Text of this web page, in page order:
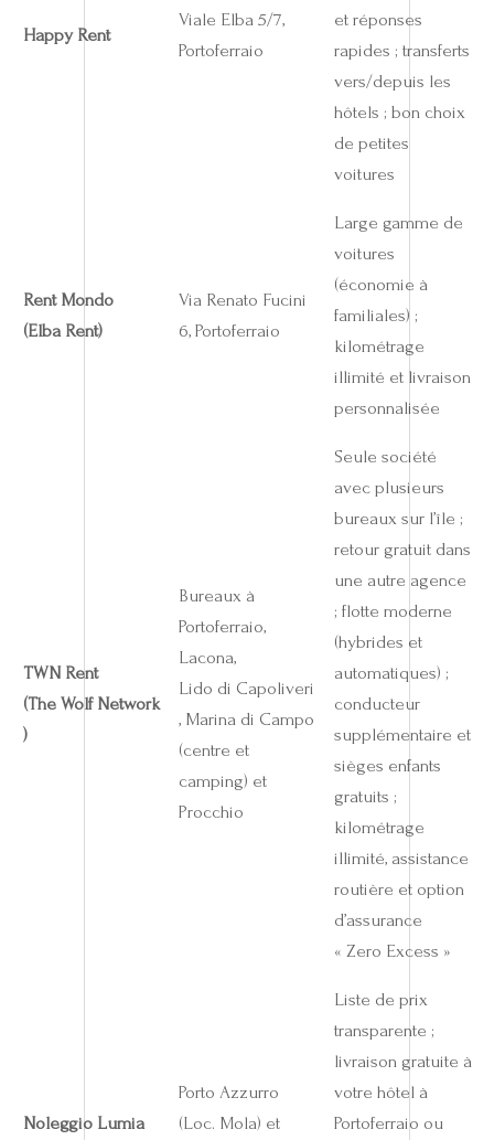
Happy Rent
Viale Elba 5/7,
Portoferraio
et réponses
rapides ; transferts
vers/depuis les
hôtels ; bon choix
de petites
voitures
Rent Mondo
(Elba Rent)
Via Renato Fucini
6, Portoferraio
Large gamme de
voitures
(économie à
familiales) ;
kilométrage
illimité et livraison
personnalisée
TWN Rent
(The Wolf Network
)
Bureaux à
Portoferraio,
Lacona,
Lido di Capoliveri
, Marina di Campo
(centre et
camping) et
Procchio
Seule société
avec plusieurs
bureaux sur l’île ;
retour gratuit dans
une autre agence
; flotte moderne
(hybrides et
automatiques) ;
conducteur
supplémentaire et
sièges enfants
gratuits ;
kilométrage
illimité, assistance
routière et option
d’assurance
« Zero Excess »
Noleggio Lumia
Porto Azzurro
(Loc. Mola) et
Liste de prix
transparente ;
livraison gratuite à
votre hôtel à
Portoferraio ou